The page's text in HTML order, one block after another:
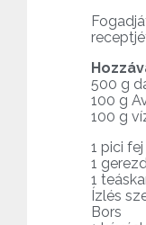
500 g
100 g
100 g
1 pici
1
1
Ízlés
Bors